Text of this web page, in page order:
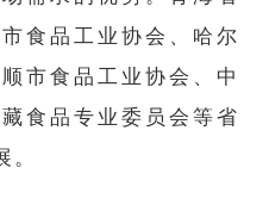
食品工业协会、哈尔
市食品工业协会、中
食品专业委员会等省
。